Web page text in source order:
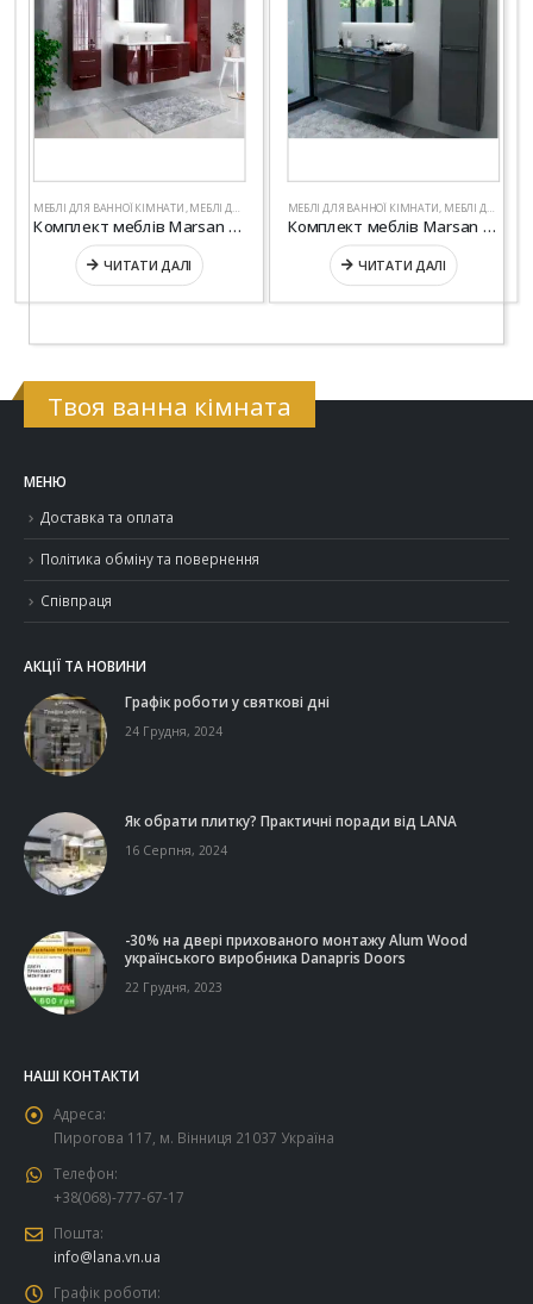
МЕБЛІ ДЛЯ ВАННОЇ КІМНАТИ МЕБЛІ ДЛЯ ВАННОЇ СЕРІЇ "СТАНДАРТ" ,САНТЕХНІКА
Комплект меблів Marsan “ALEXANDRA”
ЧИТАТИ ДАЛІ
МЕБЛІ ДЛЯ ВАННОЇ КІМНАТИ МЕБЛІ ДЛЯ ВАННОЇ СЕРІЇ "СТАНДАРТ"
Комплект меблів Marsan “BRIGITTE-2”
ЧИТАТИ ДАЛІ
Твоя ванна кімната
МЕНЮ
Доставка та оплата
Політика обміну та повернення
Співпраця
АКЦІЇ ТА НОВИНИ
Графік роботи у святкові дні
24 Грудня, 2024
Як обрати плитку? Практичні поради від LANA
16 Серпня, 2024
-30% на двері прихованого монтажу Alum Wood
українського виробника Danapris Doors
22 Грудня, 2023
НАШІ КОНТАКТИ
Адреса:
Пирогова 117, м. Вінниця 21037 Україна
Телефон:
+38(068)-777-67-17
Пошта:
info@lana.vn.ua
Графік роботи: